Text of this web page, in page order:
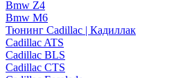
Bmw Z4
Bmw М6
Тюнинг Cadillac | Кадиллак
Cadillac ATS
Cadillac BLS
Cadillac CTS